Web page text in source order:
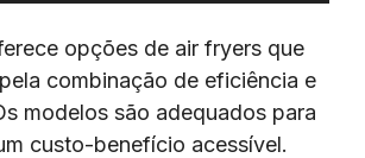
opções de air fryers que
combinação de eficiência e
modelos são adequados para
custo-benefício acessível.